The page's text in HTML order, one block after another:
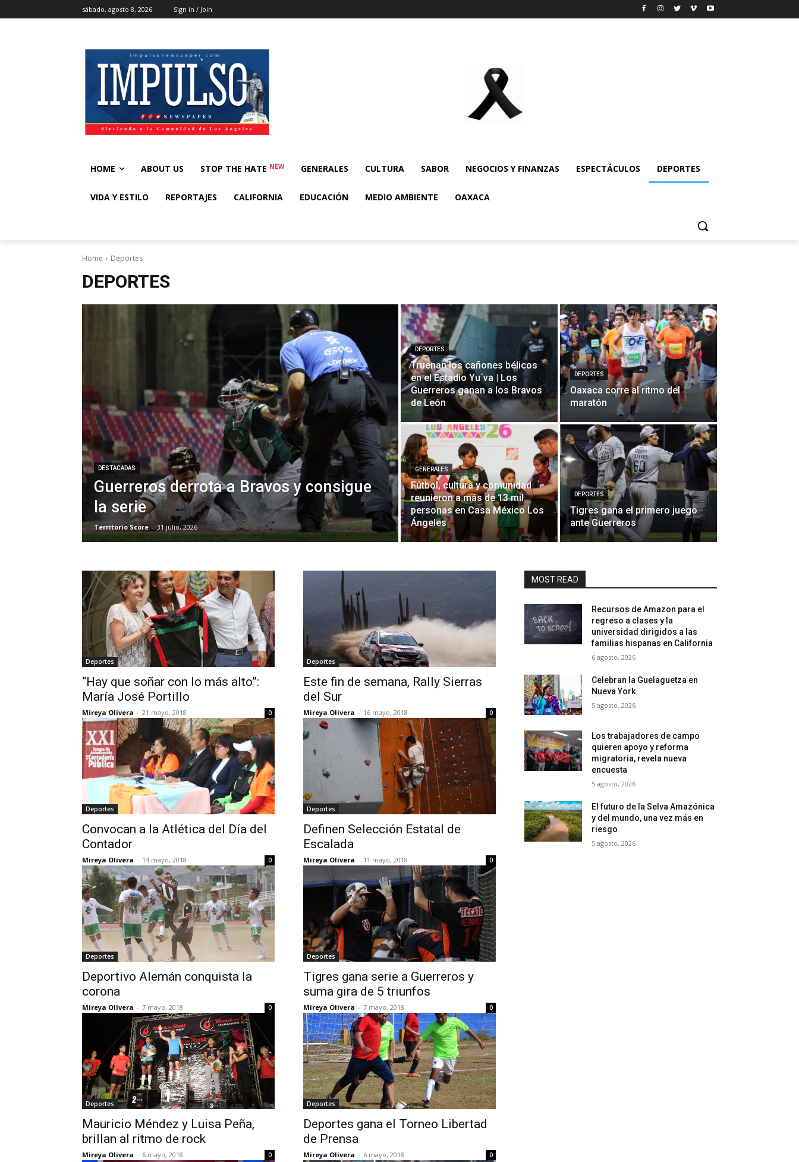
sábado, agosto 8, 2026 Sign in / Join
HOME ABOUT US STOP THE HATE NEW GENERALES CULTURA SABOR NEGOCIOS Y FINANZAS ESPECTÁCULOS DEPORTES
VIDA Y ESTILO REPORTAJES CALIFORNIA EDUCACIÓN MEDIO AMBIENTE OAXACA
Home Deportes
DEPORTES
DESTACADAS
Guerreros derrota a Bravos y consigue
la serie
Territorio Score - 31 julio, 2026
DEPORTES
Truenan los cañones bélicos
en el Estadio Yu´va | Los
Guerreros ganan a los Bravos
de León
DEPORTES
Oaxaca corre al ritmo del
maratón
GENERALES
Fútbol, ​​cultura y comunidad
reunieron a más de 13 mil
personas en Casa México Los
Ángeles
DEPORTES
Tigres gana el primero juego
ante Guerreros
Deportes
“Hay que soñar con lo más alto”:
María José Portillo
Mireya Olivera - 21 mayo, 2018 0
Deportes
Este fin de semana, Rally Sierras
del Sur
Mireya Olivera - 16 mayo, 2018 0
Deportes
Convocan a la Atlética del Día del
Contador
Mireya Olivera - 14 mayo, 2018 0
Deportes
Definen Selección Estatal de
Escalada
Mireya Olivera - 11 mayo, 2018 0
Deportes
Deportivo Alemán conquista la
corona
Mireya Olivera - 7 mayo, 2018 0
Deportes
Tigres gana serie a Guerreros y
suma gira de 5 triunfos
Mireya Olivera - 7 mayo, 2018 0
Deportes
Mauricio Méndez y Luisa Peña,
brillan al ritmo de rock
Mireya Olivera - 6 mayo, 2018 0
Deportes
Deportes gana el Torneo Libertad
de Prensa
Mireya Olivera - 6 mayo, 2018 0
MOST READ
Recursos de Amazon para el
regreso a clases y la
universidad dirigidos a las
familias hispanas en California
6 agosto, 2026
Celebran la Guelaguetza en
Nueva York
5 agosto, 2026
Los trabajadores de campo
quieren apoyo y reforma
migratoria, revela nueva
encuesta
5 agosto, 2026
El futuro de la Selva Amazónica
y del mundo, una vez más en
riesgo
5 agosto, 2026